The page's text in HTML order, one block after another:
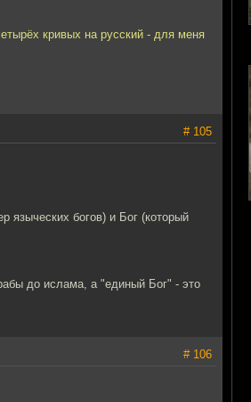
кривых на русский - для меня
# 105
языческих богов) и Бог (который
# 106